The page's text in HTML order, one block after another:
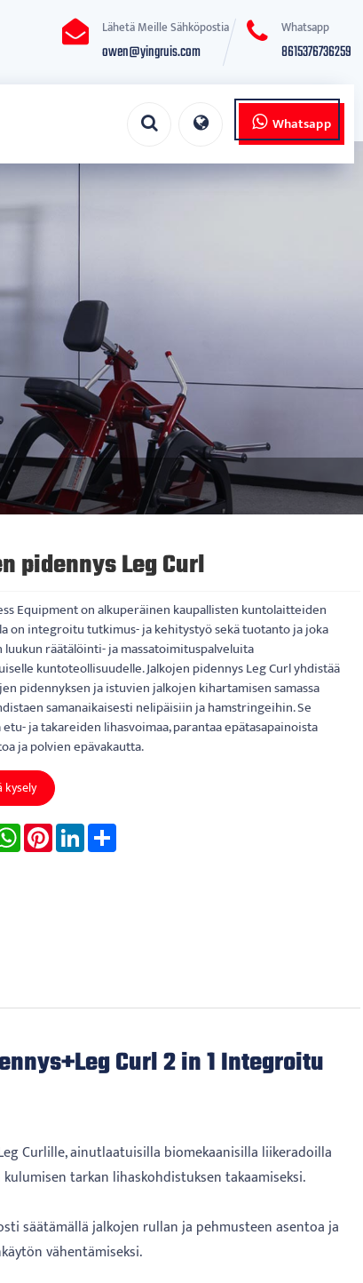
Lähetä Meille Sähköpostia
owen@yingruis.com
Whatsapp
8615376736259
Whatsapp
pidennys Leg Curl
Equipment on alkuperäinen kaupallisten kuntolaitteiden
on integroitu tutkimus- ja kehitystyö sekä tuotanto ja joka
räätälöinti- ja massatoimituspalveluita
kuntoteollisuudelle. Jalkojen pidennys Leg Curl yhdistää
pidennyksen ja istuvien jalkojen kihartamisen samassa
samanaikaisesti nelipäisiin ja hamstringeihin. Se
ja takareiden lihasvoimaa, parantaa epätasapainoista
ja polvien epävakautta.
kysely
WhatsAppPinterestLinkedInShare
Curl 2 in 1 Integroitu
Curlille, ainutlaatuisilla biomekaanisilla liikeradoilla
tarkan lihaskohdistuksen takaamiseksi.
säätämällä jalkojen rullan ja pehmusteen asentoa ja
vähentämiseksi.